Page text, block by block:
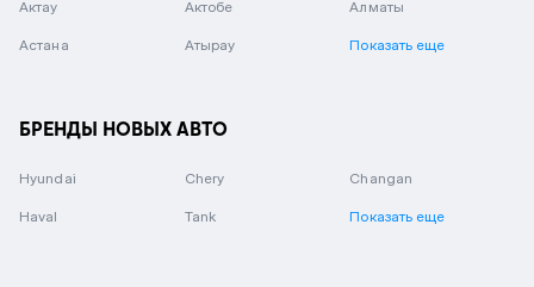
Актау Актобе Алматы
Астана Атырау Показать еще
БРЕНДЫ НОВЫХ АВТО
Hyundai Chery Changan
Haval Tank Показать еще